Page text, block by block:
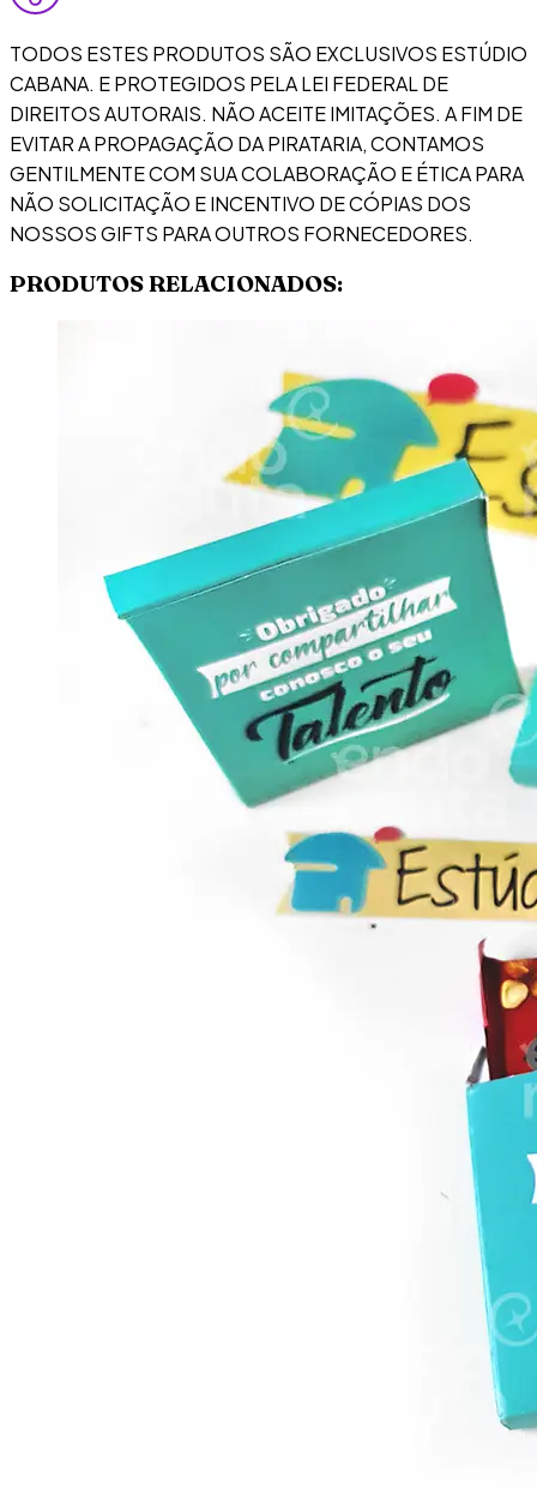
TODOS ESTES PRODUTOS SÃO EXCLUSIVOS ESTÚDIO
CABANA. E PROTEGIDOS PELA LEI FEDERAL DE
DIREITOS AUTORAIS. NÃO ACEITE IMITAÇÕES. A FIM DE
EVITAR A PROPAGAÇÃO DA PIRATARIA, CONTAMOS
GENTILMENTE COM SUA COLABORAÇÃO E ÉTICA PARA
NÃO SOLICITAÇÃO E INCENTIVO DE CÓPIAS DOS
NOSSOS GIFTS PARA OUTROS FORNECEDORES.
PRODUTOS RELACIONADOS: